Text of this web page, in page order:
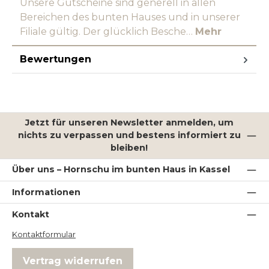
Unsere Gutscheine sind generell in allen
Bereichen des bunten Hauses und in unserer
Filiale gültig. Der glücklich Besche… Mehr
Bewertungen
Jetzt für unseren Newsletter anmelden, um
nichts zu verpassen und bestens informiert zu
bleiben!
Über uns – Hornschu im bunten Haus in Kassel
Informationen
Kontakt
Kontaktformular
Vertrag widerrufen